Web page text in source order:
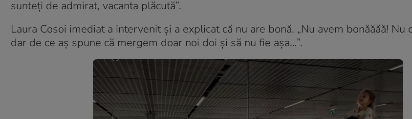
sunteți de admirat, vacanta plăcută”.
Laura Cosoi imediat a intervenit și a explicat că nu are bonă. „Nu avem bonăăăă! Nu
dar de ce aș spune că mergem doar noi doi și să nu fie așa…”.